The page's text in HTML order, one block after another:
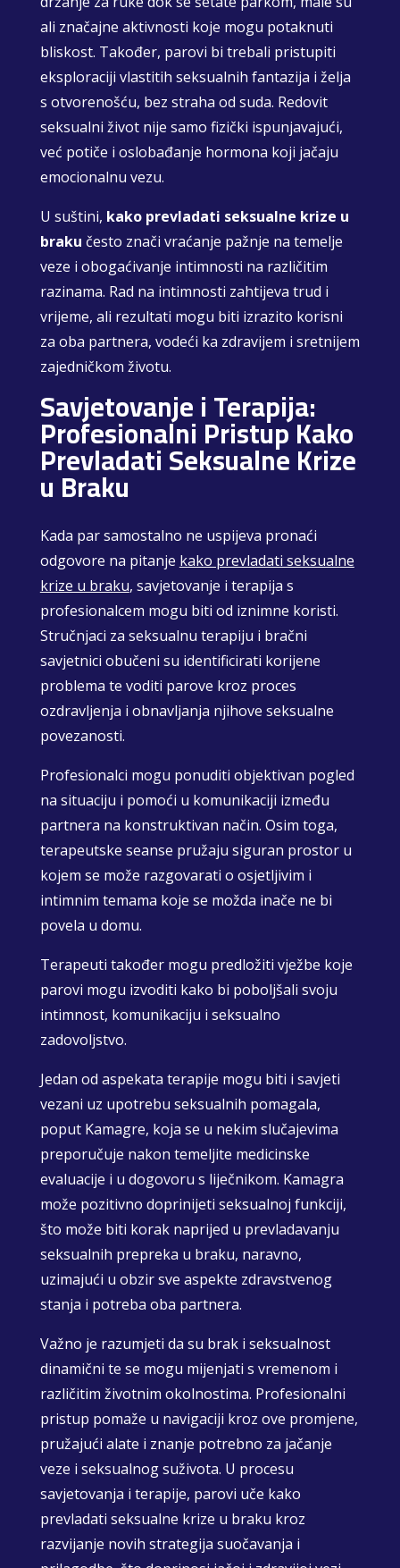
ali značajne aktivnosti koje mogu potaknuti
bliskost. Također, parovi bi trebali pristupiti
eksploraciji vlastitih seksualnih fantazija i želja
s otvorenošću, bez straha od suda. Redovit
seksualni život nije samo fizički ispunjavajući,
već potiče i oslobađanje hormona koji jačaju
emocionalnu vezu.
U suštini, kako prevladati seksualne krize u
braku često znači vraćanje pažnje na temelje
veze i obogaćivanje intimnosti na različitim
razinama. Rad na intimnosti zahtijeva trud i
vrijeme, ali rezultati mogu biti izrazito korisni
za oba partnera, vodeći ka zdravijem i sretnijem
zajedničkom životu.
Savjetovanje i Terapija:
Profesionalni Pristup Kako
Prevladati Seksualne Krize
u Braku
Kada par samostalno ne uspijeva pronaći
odgovore na pitanje kako prevladati seksualne
krize u braku, savjetovanje i terapija s
profesionalcem mogu biti od iznimne koristi.
Stručnjaci za seksualnu terapiju i bračni
savjetnici obučeni su identificirati korijene
problema te voditi parove kroz proces
ozdravljenja i obnavljanja njihove seksualne
povezanosti.
Profesionalci mogu ponuditi objektivan pogled
na situaciju i pomoći u komunikaciji između
partnera na konstruktivan način. Osim toga,
terapeutske seanse pružaju siguran prostor u
kojem se može razgovarati o osjetljivim i
intimnim temama koje se možda inače ne bi
povela u domu.
Terapeuti također mogu predložiti vježbe koje
parovi mogu izvoditi kako bi poboljšali svoju
intimnost, komunikaciju i seksualno
zadovoljstvo.
Jedan od aspekata terapije mogu biti i savjeti
vezani uz upotrebu seksualnih pomagala,
poput Kamagre, koja se u nekim slučajevima
preporučuje nakon temeljite medicinske
evaluacije i u dogovoru s liječnikom. Kamagra
može pozitivno doprinijeti seksualnoj funkciji,
što može biti korak naprijed u prevladavanju
seksualnih prepreka u braku, naravno,
uzimajući u obzir sve aspekte zdravstvenog
stanja i potreba oba partnera.
Važno je razumjeti da su brak i seksualnost
dinamični te se mogu mijenjati s vremenom i
različitim životnim okolnostima. Profesionalni
pristup pomaže u navigaciji kroz ove promjene,
pružajući alate i znanje potrebno za jačanje
veze i seksualnog suživota. U procesu
savjetovanja i terapije, parovi uče kako
prevladati seksualne krize u braku kroz
razvijanje novih strategija suočavanja i